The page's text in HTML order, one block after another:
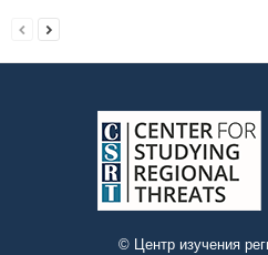
© Центр изучения